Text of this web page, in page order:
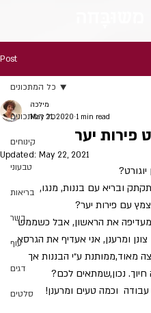
Post
כל המתכונים
קינוחים
טבעוני
בריאות
בשר
עוף
דגים
סלטים
כל המתכונים
פירות יער
מילכה
May 21, 2020 1 min read
Updated: May 22, 2021
ובריא עם בננות, מנגו,
עם פירות יער?
מעדיפה את הראשון, אבל כשממש
ומרענן, אני אעדיף את הגרסא
מאוד,ממותנת ע״י הבננות אך
נכון,שמתאים לכם?
וכמה טעים ומרענן!